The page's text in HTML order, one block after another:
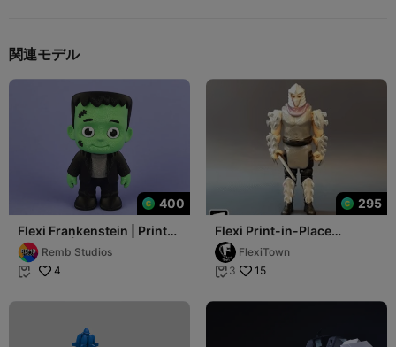
関連モデル
400
Flexi Frankenstein | Print-
in-place | No Support
Remb Studios
 4
295
Flexi Print-in-Place
Shredder
FlexiTown
 3 15